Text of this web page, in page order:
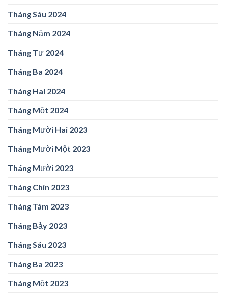
Tháng Sáu 2024
Tháng Năm 2024
Tháng Tư 2024
Tháng Ba 2024
Tháng Hai 2024
Tháng Một 2024
Tháng Mười Hai 2023
Tháng Mười Một 2023
Tháng Mười 2023
Tháng Chín 2023
Tháng Tám 2023
Tháng Bảy 2023
Tháng Sáu 2023
Tháng Ba 2023
Tháng Một 2023